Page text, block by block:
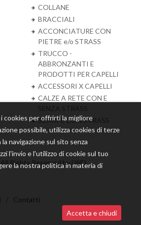
COLLANE
BRACCIALI
ACCONCIATURE CON
PIETRE e/o STRASS
TRUCCO -
ABBRONZANTI E
PRODOTTI PER CAPELLI
ACCESSORI X CAPELLI
CALZE A RETE CON E
SCARPE CON STRASS
Rights Reserved by LWD.
Contatti
cookies per offrirti la migliore
possibile, utilizza cookies di terze
navigazione sul sito senza
l'invio e l'utilizzo di cookie sul tuo
la nostra politica in materia di
Accetta e chiudi